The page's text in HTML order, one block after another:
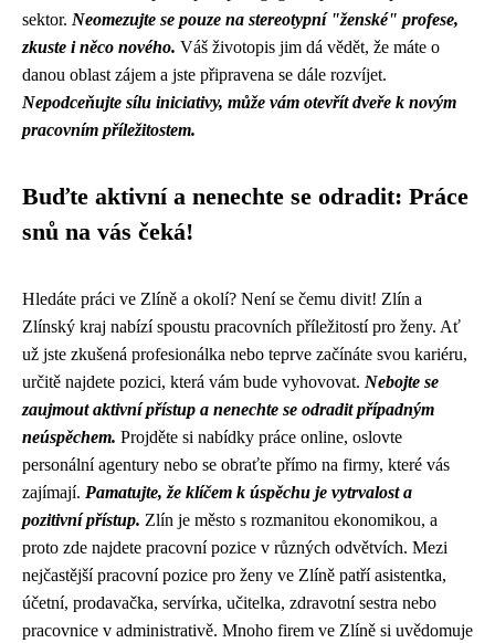
sektor. Neomezujte se pouze na stereotypní "ženské" profese,
zkuste i něco nového. Váš životopis jim dá vědět, že máte o
danou oblast zájem a jste připravena se dále rozvíjet.
Nepodceňujte sílu iniciativy, může vám otevřít dveře k novým
pracovním příležitostem.
Buďte aktivní a nenechte se odradit: Práce
snů na vás čeká!
Hledáte práci ve Zlíně a okolí? Není se čemu divit! Zlín a
Zlínský kraj nabízí spoustu pracovních příležitostí pro ženy. Ať
už jste zkušená profesionálka nebo teprve začínáte svou kariéru,
určitě najdete pozici, která vám bude vyhovovat. Nebojte se
zaujmout aktivní přístup a nenechte se odradit případným
neúspěchem. Projděte si nabídky práce online, oslovte
personální agentury nebo se obraťte přímo na firmy, které vás
zajímají. Pamatujte, že klíčem k úspěchu je vytrvalost a
pozitivní přístup. Zlín je město s rozmanitou ekonomikou, a
proto zde najdete pracovní pozice v různých odvětvích. Mezi
nejčastější pracovní pozice pro ženy ve Zlíně patří asistentka,
účetní, prodavačka, servírka, učitelka, zdravotní sestra nebo
pracovnice v administrativě. Mnoho firem ve Zlíně si uvědomuje